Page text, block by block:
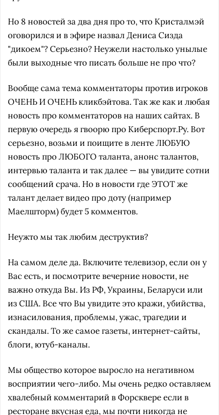
Но 8 новостей за два дня про то, что Кристалмэй
оговорился и в эфире назвал Дениса Сизда
"дикоем"? Серьезно? Неужели настолько унылые
были выходные что писать больше не про что?
Вообще сама тема комментаторы против игроков
ОЧЕНЬ И ОЧЕНЬ кликбэйтова. Так же как и любая
новость про комментаторов на наших сайтах. В
первую очередь я гвоорю про Киберспорт.Ру. Вот
серьезно, возьми и поищите в ленте ЛЮБУЮ
новость про ЛЮБОГО таланта, анонс талантов,
интервью таланта и так далее — вы увидите сотни
сообщений срача. Но в новости где ЭТОТ же
талант делает видео про доту (например
Маелшторм) будет 5 комментов.
Неужто мы так любим деструктив?
На самом деле да. Включите телевизор, если он у
Вас есть, и посмотрите вечерние новости, не
важно откуда Вы. Из РФ, Украины, Беларуси или
из США. Все что Вы увидите это кражи, убийства,
изнасилования, проблемы, ужас, трагедии и
скандалы. То же самое газеты, интернет-сайты,
блоги, ютуб-каналы.
Мы общество которое выросло на негативном
восприятии чего-либо. Мы очень редко оставляем
хвалебный комментарий в Форсквере если в
ресторане вкусная еда, мы почти никогда не